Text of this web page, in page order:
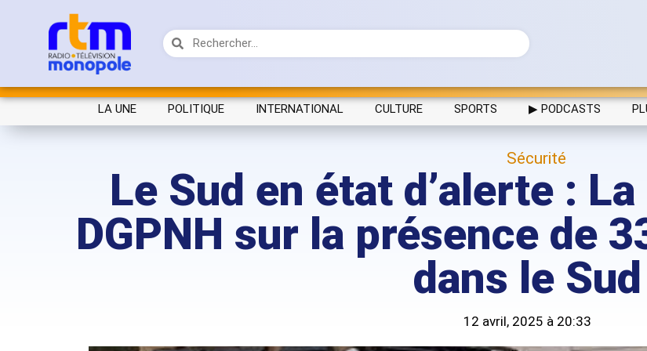
LA UNE POLITIQUE INTERNATIONAL CULTURE SPORTS ▶ PODCASTS
Sécurité
Le Sud en état d’alerte :
DGPNH sur la présence de
dans le Sud
12 avril, 2025 à 20:33